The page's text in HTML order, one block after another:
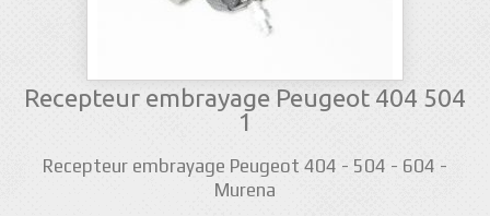
Recepteur embrayage Peugeot 404 504
1
Recepteur embrayage Peugeot 404 - 504 - 604 -
Murena